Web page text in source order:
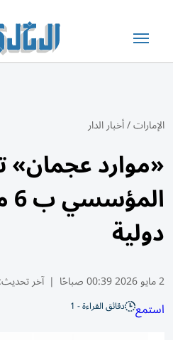
الإمارات/أخبار الدار
«موارد عجمان»
دولية
2 مايو 2026 00:39 صباحًا | آخر تحديث:
استمع دقائق القراءة - 1